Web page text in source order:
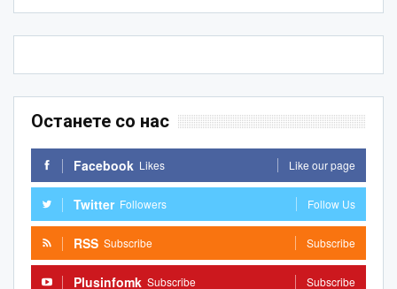
Останете со нас
Facebook Likes Like our page
Twitter Followers Follow Us
RSS Subscribe Subscribe
Plusinfomk Subscribe Subscribe